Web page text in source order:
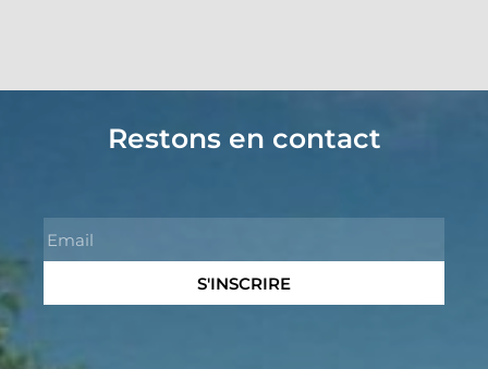
Restons en contact
S'INSCRIRE